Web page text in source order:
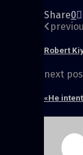
Share0
Robert
next
«He